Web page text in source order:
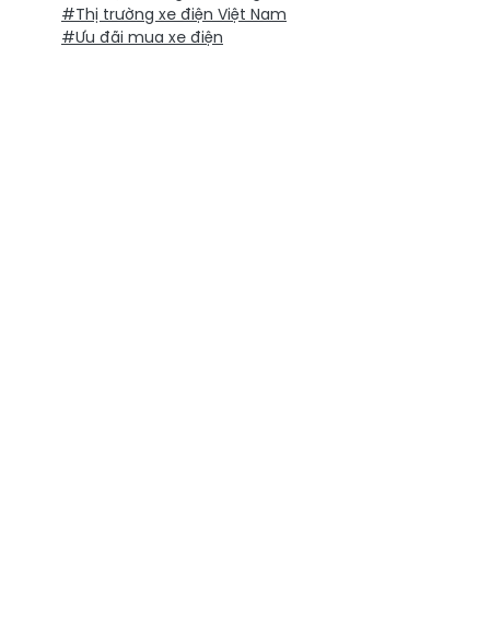
#Thị trường xe điện Việt Nam
#Ưu đãi mua xe điện